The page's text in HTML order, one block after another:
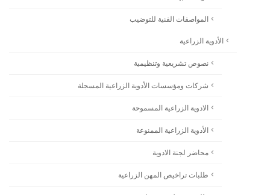
المواصفات الفنية للتوضيب
الأدوية الزراعية
نصوص تشريعية وتنظيمية
شركات ومؤسسات الأدوية الزراعية المسجلة
الادوية الزراعية المسموحة
الأدوية الزراعية الممنوعة
محاضر لجنة الادوية
طلبات تراخيص المهن الزراعية